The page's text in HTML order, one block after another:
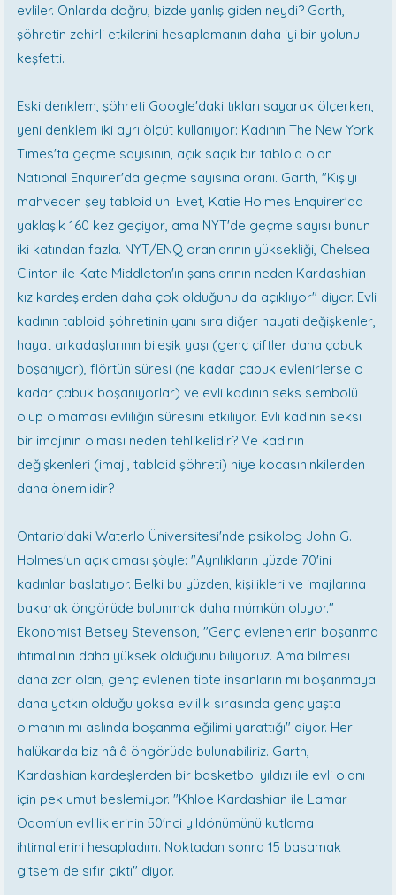
evliler. Onlarda doğru, bizde yanlış giden neydi? Garth,
şöhretin zehirli etkilerini hesaplamanın daha iyi bir yolunu
keşfetti.
Eski denklem, şöhreti Google'daki tıkları sayarak ölçerken,
yeni denklem iki ayrı ölçüt kullanıyor: Kadının The New York
Times'ta geçme sayısının, açık saçık bir tabloid olan
National Enquirer'da geçme sayısına oranı. Garth, "Kişiyi
mahveden şey tabloid ün. Evet, Katie Holmes Enquirer'da
yaklaşık 160 kez geçiyor, ama NYT'de geçme sayısı bunun
iki katından fazla. NYT/ENQ oranlarının yüksekliği, Chelsea
Clinton ile Kate Middleton'ın şanslarının neden Kardashian
kız kardeşlerden daha çok olduğunu da açıklıyor" diyor. Evli
kadının tabloid şöhretinin yanı sıra diğer hayati değişkenler,
hayat arkadaşlarının bileşik yaşı (genç çiftler daha çabuk
boşanıyor), flörtün süresi (ne kadar çabuk evlenirlerse o
kadar çabuk boşanıyorlar) ve evli kadının seks sembolü
olup olmaması evliliğin süresini etkiliyor. Evli kadının seksi
bir imajının olması neden tehlikelidir? Ve kadının
değişkenleri (imajı, tabloid şöhreti) niye kocasınınkilerden
daha önemlidir?
Ontario'daki Waterlo Üniversitesi'nde psikolog John G.
Holmes'un açıklaması şöyle: "Ayrılıkların yüzde 70'ini
kadınlar başlatıyor. Belki bu yüzden, kişilikleri ve imajlarına
bakarak öngörüde bulunmak daha mümkün oluyor."
Ekonomist Betsey Stevenson, "Genç evlenenlerin boşanma
ihtimalinin daha yüksek olduğunu biliyoruz. Ama bilmesi
daha zor olan, genç evlenen tipte insanların mı boşanmaya
daha yatkın olduğu yoksa evlilik sırasında genç yaşta
olmanın mı aslında boşanma eğilimi yarattığı" diyor. Her
halükarda biz hâlâ öngörüde bulunabiliriz. Garth,
Kardashian kardeşlerden bir basketbol yıldızı ile evli olanı
için pek umut beslemiyor. "Khloe Kardashian ile Lamar
Odom'un evliliklerinin 50'nci yıldönümünü kutlama
ihtimallerini hesapladım. Noktadan sonra 15 basamak
gitsem de sıfır çıktı" diyor.